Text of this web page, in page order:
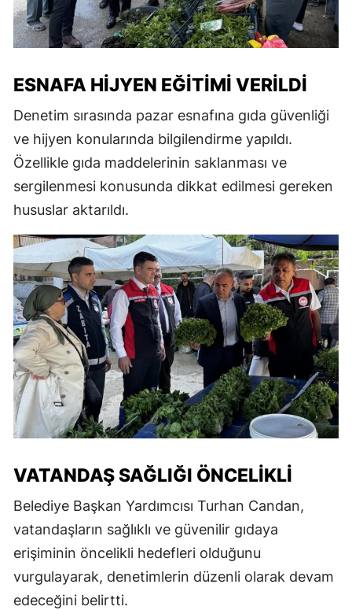
ESNAFA HIJYEN EĞITIMI VERILDI
Denetim sırasında pazar esnafına gıda güvenliği
ve hijyen konularında bilgilendirme yapıldı.
Özellikle gıda maddelerinin saklanması ve
sergilenmesi konusunda dikkat edilmesi gereken
hususlar aktarıldı.
VATANDAŞ SAĞLIĞI ÖNCELIKLI
Belediye Başkan Yardımcısı Turhan Candan,
vatandaşların sağlıklı ve güvenilir gıdaya
erişiminin öncelikli hedefleri olduğunu
vurgulayarak, denetimlerin düzenli olarak devam
edeceğini belirtti.